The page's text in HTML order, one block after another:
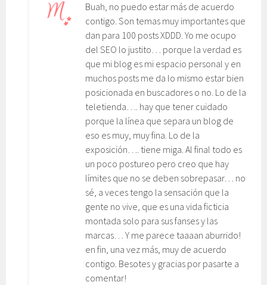
Buah, no puedo estar más de acuerdo
contigo. Son temas muy importantes que
dan para 100 posts XDDD. Yo me ocupo
del SEO lo justito… porque la verdad es
que mi blog es mi espacio personal y en
muchos posts me da lo mismo estar bien
posicionada en buscadores o no. Lo de la
teletienda…. hay que tener cuidado
porque la línea que separa un blog de
eso es muy, muy fina. Lo de la
exposición…. tiene miga. Al final todo es
un poco postureo pero creo que hay
límites que no se deben sobrepasar… no
sé, a veces tengo la sensación que la
gente no vive, que es una vida ficticia
montada solo para sus fanses y las
marcas… Y me parece taaaan aburrido!
en fin, una vez más, muy de acuerdo
contigo. Besotes y gracias por pasarte a
comentar!